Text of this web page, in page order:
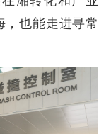
，也能走进寻常